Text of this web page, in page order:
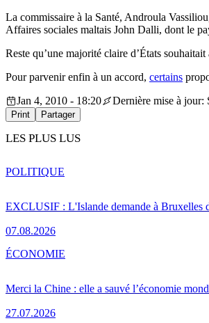
La commissaire à la Santé, Androula
Affaires sociales maltais John Dalli, dont le
Reste qu’une majorité claire d’États
Pour parvenir enfin à un accord, certains
Jan 4, 2010 - 18:20
Dernière mise à jour:
Print Partager
LES PLUS LUS
EXCLUSIF : L'Islande demande à Bruxelles
07.08.2026
POLITIQUE
Merci la Chine : elle a sauvé l’économie
27.07.2026
ÉCONOMIE